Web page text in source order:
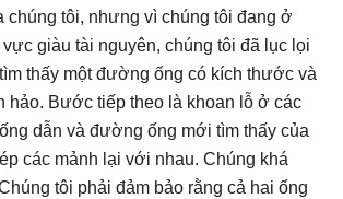
chúng tôi, nhưng vì chúng tôi đang ở
giàu tài nguyên, chúng tôi đã lục lọi
thấy một đường ống có kích thước và
hảo. Bước tiếp theo là khoan lỗ ở các
dẫn và đường ống mới tìm thấy của
các mảnh lại với nhau. Chúng khá
tôi phải đảm bảo rằng cả hai ống